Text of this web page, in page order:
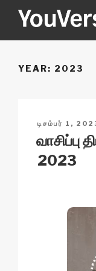
YEAR: 2023
POSTED
டிசம்பர் 1,
வாசிப்பு
2023